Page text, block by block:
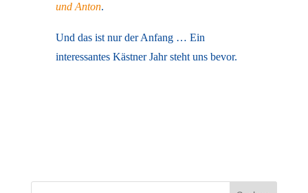
und Anton.
Und das ist nur der Anfang … Ein
interessantes Kästner Jahr steht uns bevor.